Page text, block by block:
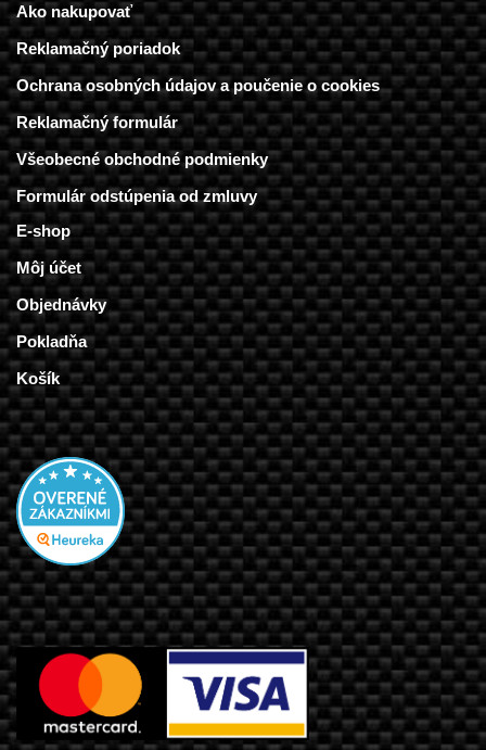
Ako nakupovať
Reklamačný poriadok
Ochrana osobných údajov a poučenie o cookies
Reklamačný formulár
Všeobecné obchodné podmienky
Formulár odstúpenia od zmluvy
E-shop
Môj účet
Objednávky
Pokladňa
Košík